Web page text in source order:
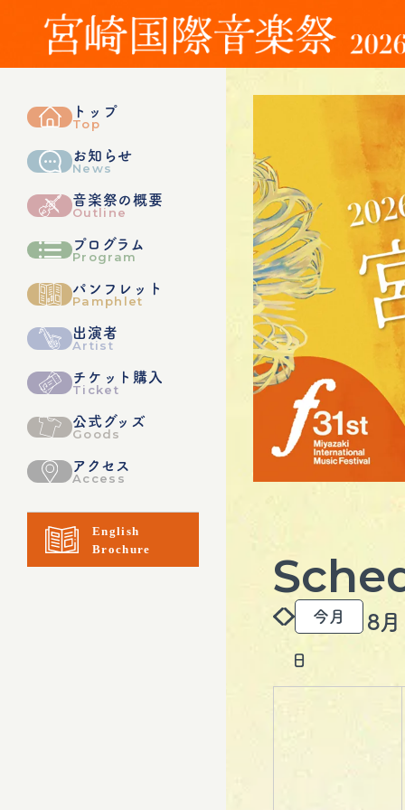
トップ
Top
お知らせ
News
音楽祭の概要
Outline
プログラム
Program
パンフレット
Pamphlet
出演者
Artist
チケット購入
Ticket
公式グッズ
Goods
アクセス
Access
今月
日